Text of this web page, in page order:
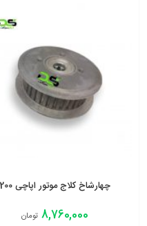
چهارشاخ کلاج موتور اپاچی 200
8,760,000 تومان